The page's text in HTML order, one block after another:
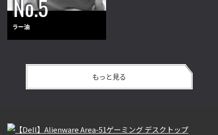
ラー油
もっと見る